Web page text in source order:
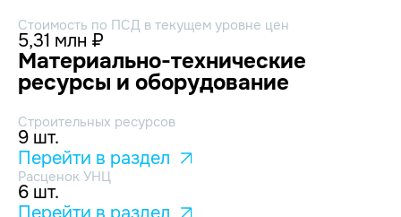
Стоимость по ПСД в текущем уровне цен
5,31 млн ₽
Материально-технические
ресурсы и оборудование
Строительных ресурсов
9 шт.
Перейти в раздел
Расценок УНЦ
6 шт.
Перейти в раздел